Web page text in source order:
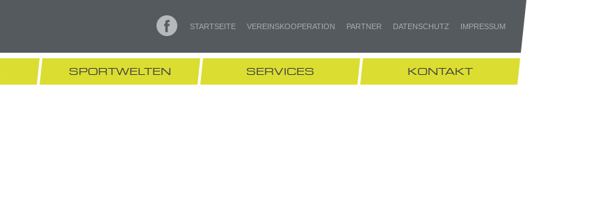
STARTSEITE VEREINSKOOPERATION PARTNER DATENSCHUTZ IMPRESSUM
SPORTWELTEN SERVICES KONTAKT